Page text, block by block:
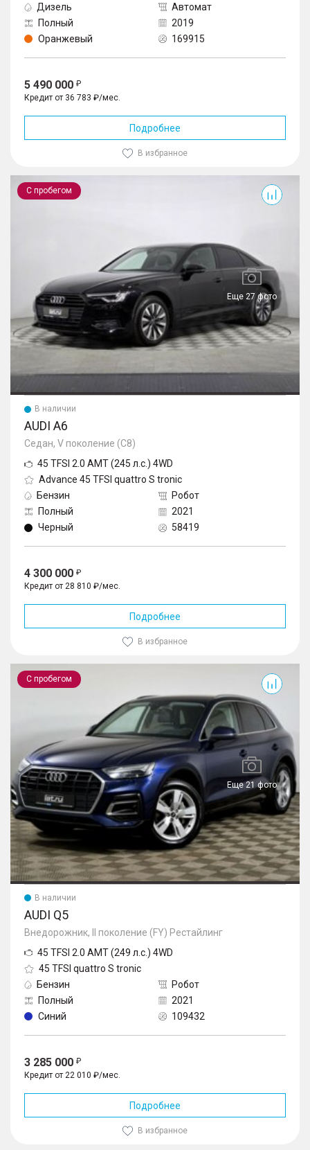
Дизель
Автомат
Полный
2019
Оранжевый
169915
5 490 000
Кредит от 36 783 ₽/мес.
Подробнее
В избранное
С пробегом
Еще 27 фото
A6
В наличии
AUDI A6
Седан, V поколение (C8)
45 TFSI 2.0 AMT (245 л.с.) 4WD
Advance 45 TFSI quattro S tronic
Бензин
Робот
Полный
2021
Черный
58419
4 300 000
Кредит от 28 810 ₽/мес.
Подробнее
В избранное
С пробегом
Еще 21 фото
Q5
В наличии
AUDI Q5
Внедорожник, II поколение (FY) Рестайлинг
45 TFSI 2.0 AMT (249 л.с.) 4WD
45 TFSI quattro S tronic
Бензин
Робот
Полный
2021
Синий
109432
3 285 000
Кредит от 22 010 ₽/мес.
Подробнее
В избранное